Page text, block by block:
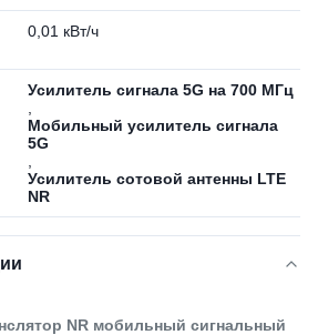
0,01 кВт/ч
Усилитель сигнала 5G на 700 МГц
Мобильный усилитель сигнала
5G
Усилитель сотовой антенны LTE
NR
NR мобильный сигнальный